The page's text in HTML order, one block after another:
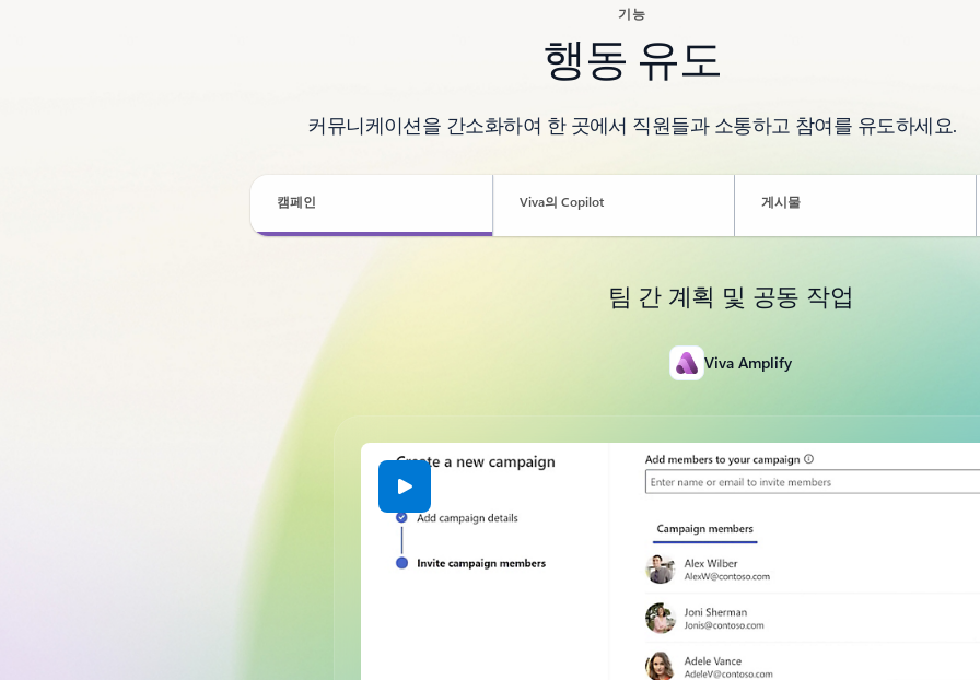
기능
행동 유도
커뮤니케이션을 간소화하여 한 곳에서 직원들과 소통하고 참여를 유도하세요.
캠페인 Viva의 Copilot 게시물
팀 간 계획 및 공동 작업
Viva Amplify